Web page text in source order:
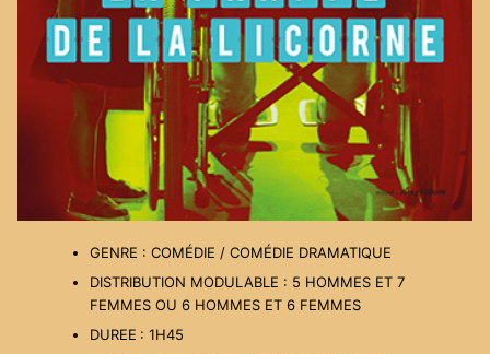
GENRE : COMÉDIE / COMÉDIE DRAMATIQUE
DISTRIBUTION MODULABLE : 5 HOMMES ET 7
FEMMES OU 6 HOMMES ET 6 FEMMES
DUREE : 1H45